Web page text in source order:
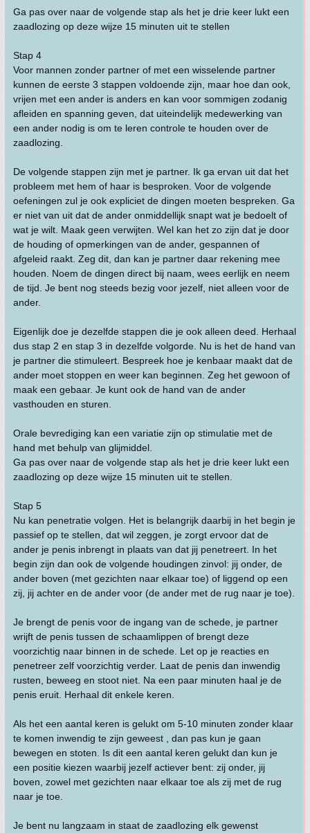
Ga pas over naar de volgende stap als het je drie keer lukt een
zaadlozing op deze wijze 15 minuten uit te stellen
Stap 4
Voor mannen zonder partner of met een wisselende partner
kunnen de eerste 3 stappen voldoende zijn, maar hoe dan ook,
vrijen met een ander is anders en kan voor sommigen zodanig
afleiden en spanning geven, dat uiteindelijk medewerking van
een ander nodig is om te leren controle te houden over de
zaadlozing.
De volgende stappen zijn met je partner. Ik ga ervan uit dat het
probleem met hem of haar is besproken. Voor de volgende
oefeningen zul je ook expliciet de dingen moeten bespreken. Ga
er niet van uit dat de ander onmiddellijk snapt wat je bedoelt of
wat je wilt. Maak geen verwijten. Wel kan het zo zijn dat je door
de houding of opmerkingen van de ander, gespannen of
afgeleid raakt. Zeg dit, dan kan je partner daar rekening mee
houden. Noem de dingen direct bij naam, wees eerlijk en neem
de tijd. Je bent nog steeds bezig voor jezelf, niet alleen voor de
ander.
Eigenlijk doe je dezelfde stappen die je ook alleen deed. Herhaal
dus stap 2 en stap 3 in dezelfde volgorde. Nu is het de hand van
je partner die stimuleert. Bespreek hoe je kenbaar maakt dat de
ander moet stoppen en weer kan beginnen. Zeg het gewoon of
maak een gebaar. Je kunt ook de hand van de ander
vasthouden en sturen.
Orale bevrediging kan een variatie zijn op stimulatie met de
hand met behulp van glijmiddel.
Ga pas over naar de volgende stap als het je drie keer lukt een
zaadlozing op deze wijze 15 minuten uit te stellen.
Stap 5
Nu kan penetratie volgen. Het is belangrijk daarbij in het begin je
passief op te stellen, dat wil zeggen, je zorgt ervoor dat de
ander je penis inbrengt in plaats van dat jij penetreert. In het
begin zijn dan ook de volgende houdingen zinvol: jij onder, de
ander boven (met gezichten naar elkaar toe) of liggend op een
zij, jij achter en de ander voor (de ander met de rug naar je toe).
Je brengt de penis voor de ingang van de schede, je partner
wrijft de penis tussen de schaamlippen of brengt deze
voorzichtig naar binnen in de schede. Let op je reacties en
penetreer zelf voorzichtig verder. Laat de penis dan inwendig
rusten, beweeg en stoot niet. Na een paar minuten haal je de
penis eruit. Herhaal dit enkele keren.
Als het een aantal keren is gelukt om 5-10 minuten zonder klaar
te komen inwendig te zijn geweest , dan pas kun je gaan
bewegen en stoten. Is dit een aantal keren gelukt dan kun je
een positie kiezen waarbij jezelf actiever bent: zij onder, jij
boven, zowel met gezichten naar elkaar toe als zij met de rug
naar je toe.
Je bent nu langzaam in staat de zaadlozing elk gewenst